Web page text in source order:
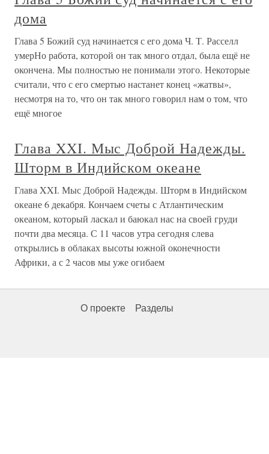
дома
Глава 5 Божий суд начинается с его дома Ч. Т. Расселл
умерНо работа, которой он так много отдал, была ещё не
окончена. Мы полностью не понимали этого. Некоторые
считали, что с его смертью настанет конец «жатвы»,
несмотря на то, что он так много говорил нам о том, что
ещё многое
Глава XXI. Мыс Доброй Надежды.
Шторм в Индийском океане
Глава XXI. Мыс Доброй Надежды. Шторм в Индийском
океане 6 декабря. Кончаем счеты с Атлантическим
океаном, который ласкал и баюкал нас на своей груди
почти два месяца. С 11 часов утра сегодня слева
открылись в облаках высоты южной оконечности
Африки, а с 2 часов мы уже огибаем
О проекте Разделы